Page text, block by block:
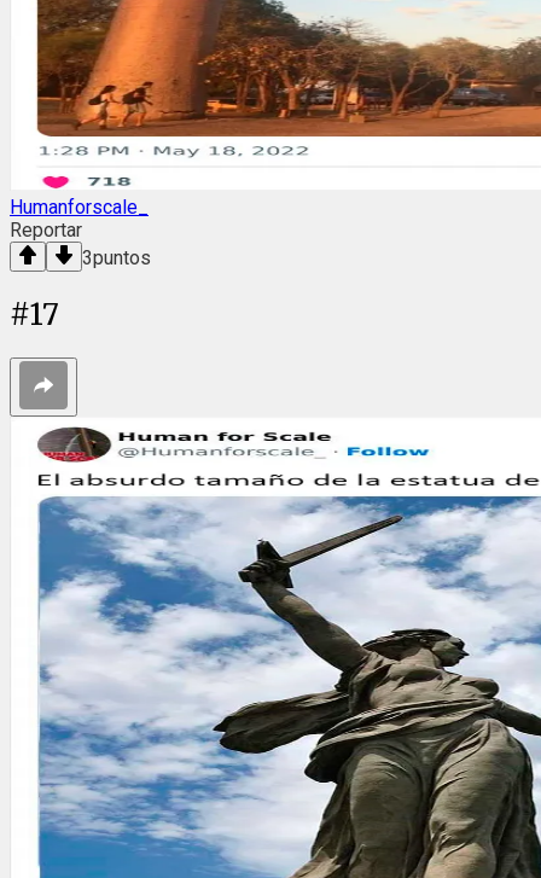
Humanforscale_
Reportar
3puntos
#17